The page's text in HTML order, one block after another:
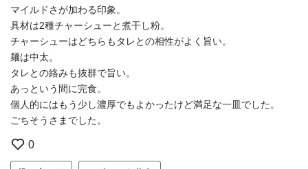
マイルドさが加わる印象。
具材は2種チャーシューと煮干し粉。
チャーシューはどちらもタレとの相性がよく旨い。
麺は中太。
タレとの絡みも抜群で旨い。
あっという間に完食。
個人的にはもう少し濃厚でもよかったけど満足な一皿でした。
ごちそうさまでした。
0